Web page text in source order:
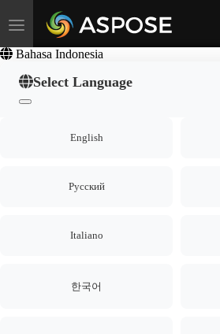
Toggle navigation
Bahasa Indonesia
Select Language
English
Русский
Italiano
한국어